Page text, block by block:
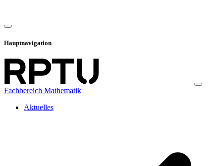
Hauptnavigation
Fachbereich Mathematik
Aktuelles